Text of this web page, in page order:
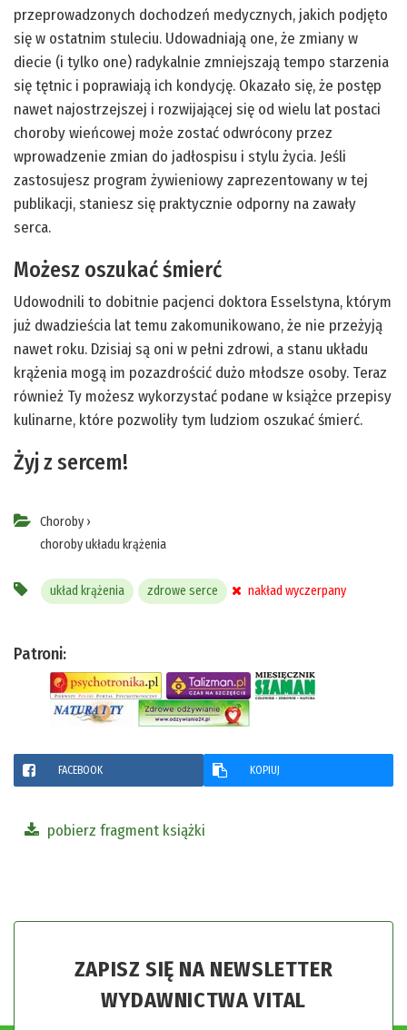
przeprowadzonych dochodzeń medycznych, jakich podjęto
się w ostatnim stuleciu. Udowadniają one, że zmiany w
diecie (i tylko one) radykalnie zmniejszają tempo starzenia
się tętnic i poprawiają ich kondycję. Okazało się, że postęp
nawet najostrzejszej i rozwijającej się od wielu lat postaci
choroby wieńcowej może zostać odwrócony przez
wprowadzenie zmian do jadłospisu i stylu życia. Jeśli
zastosujesz program żywieniowy zaprezentowany w tej
publikacji, staniesz się praktycznie odporny na zawały
serca.
Możesz oszukać śmierć
Udowodnili to dobitnie pacjenci doktora Esselstyna, którym
już dwadzieścia lat temu zakomunikowano, że nie przeżyją
nawet roku. Dzisiaj są oni w pełni zdrowi, a stanu układu
krążenia mogą im pozazdrościć dużo młodsze osoby. Teraz
również Ty możesz wykorzystać podane w książce przepisy
kulinarne, które pozwoliły tym ludziom oszukać śmierć.
Żyj z sercem!
Choroby ›
choroby układu krążenia
układ krążenia zdrowe serce nakład wyczerpany
Patroni:
FACEBOOK KOPIUJ
pobierz fragment książki
ZAPISZ SIĘ NA NEWSLETTER
WYDAWNICTWA VITAL